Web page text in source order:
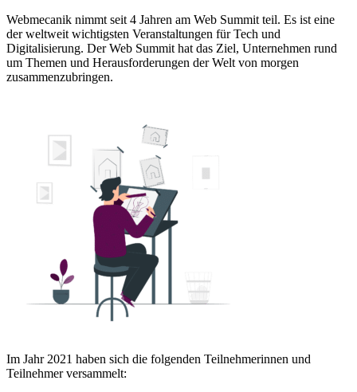
Webmecanik nimmt seit 4 Jahren am Web Summit teil. Es ist eine
der weltweit wichtigsten Veranstaltungen für Tech und
Digitalisierung. Der Web Summit hat das Ziel, Unternehmen rund
um Themen und Herausforderungen der Welt von morgen
zusammenzubringen.
Im Jahr 2021 haben sich die folgenden Teilnehmerinnen und
Teilnehmer versammelt: